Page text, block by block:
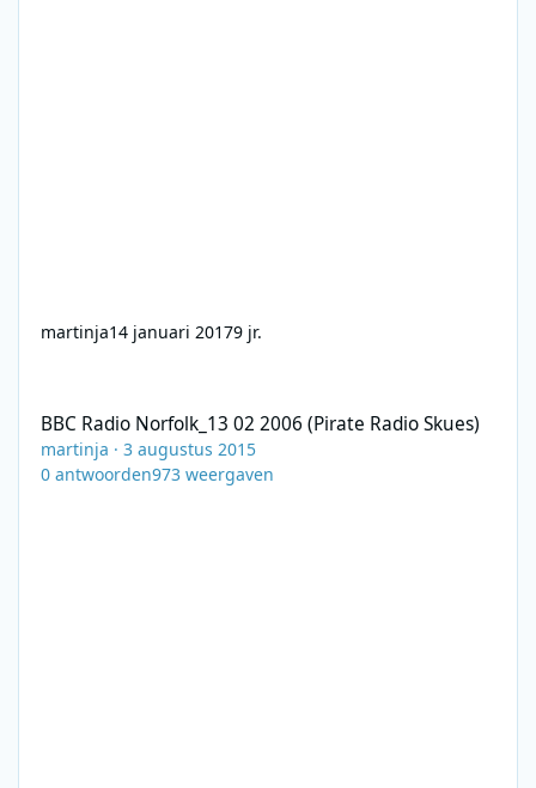
martinja14 januari 20179 jr.
BBC Radio Norfolk_13 02 2006 (Pirate Radio Skues)
martinja ·3 augustus 2015
0 antwoorden973 weergaven